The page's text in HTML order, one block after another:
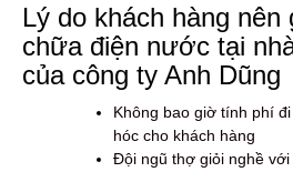
Lý do khách hàng
chữa điện nước tại
của công ty Anh Dũng
Không bao giờ tính phí
hóc cho khách hàng
Đội ngũ thợ giỏi nghề